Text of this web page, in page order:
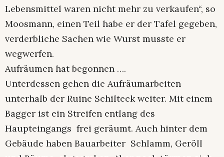
Lebensmittel waren nicht mehr zu verkaufen“, so
Moosmann, einen Teil habe er der Tafel gegeben,
verderbliche Sachen wie Wurst musste er
wegwerfen.
Aufräumen hat begonnen ….
Unterdessen gehen die Aufräumarbeiten
unterhalb der Ruine Schilteck weiter. Mit einem
Bagger ist ein Streifen entlang des
Haupteingangs frei geräumt. Auch hinter dem
Gebäude haben Bauarbeiter Schlamm, Geröll